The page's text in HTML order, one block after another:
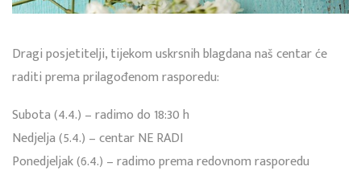
Dragi posjetitelji, tijekom uskrsnih blagdana naš centar će
raditi prema prilagođenom rasporedu:
Subota (4.4.) – radimo do 18:30 h
Nedjelja (5.4.) – centar NE RADI
Ponedjeljak (6.4.) – radimo prema redovnom rasporedu